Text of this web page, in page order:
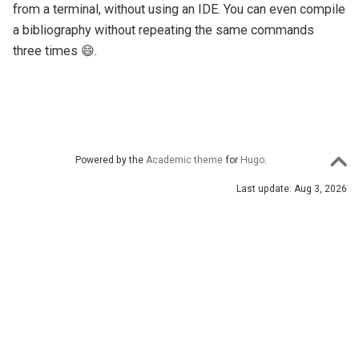
from a terminal, without using an IDE. You can even compile
a bibliography without repeating the same commands
three times 😄.
Powered by the Academic theme for Hugo.
Last update: Aug 3, 2026